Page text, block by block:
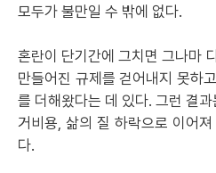
모두가 불만일 수 밖에 없다.
혼란이 단기간에 그치면 그나마
만들어진 규제를 걷어내지 못하
를 더해왔다는 데 있다. 그런 결
거비용, 삶의 질 하락으로 이어
다.